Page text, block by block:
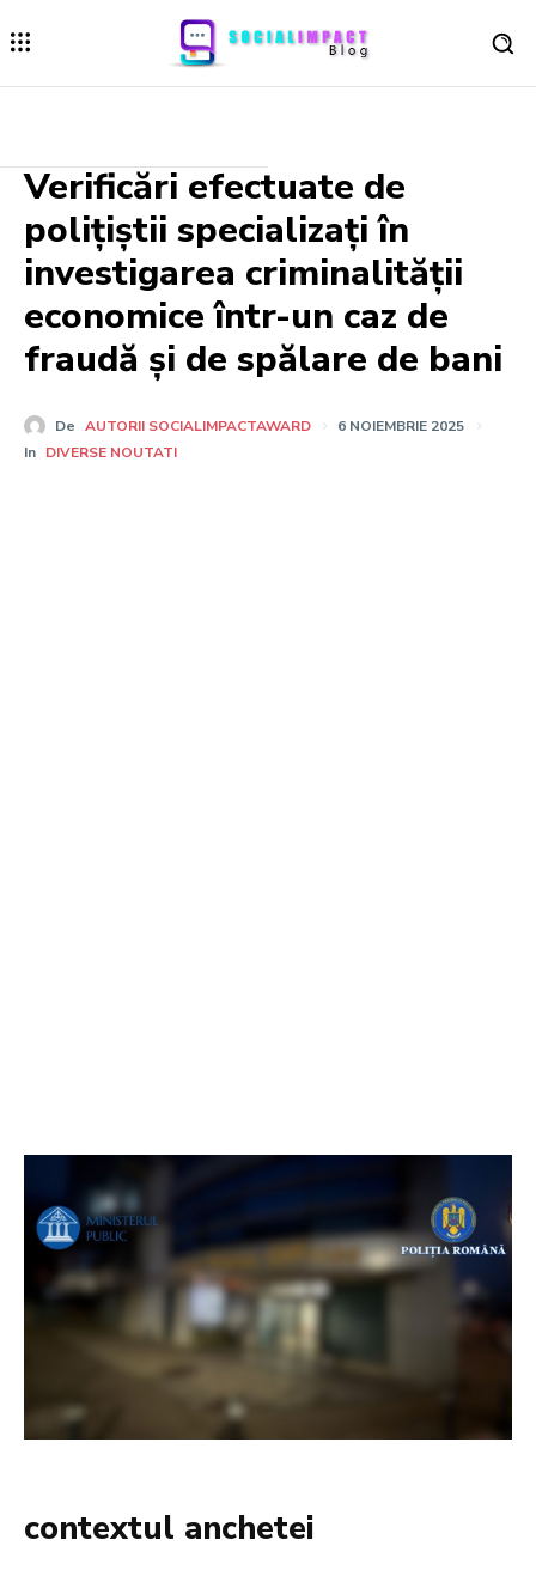
Verificări efectuate de
polițiștii specializați în
investigarea criminalității
economice într-un caz de
fraudă și de spălare de bani
De AUTORII SOCIALIMPACTAWARD
6 NOIEMBRIE 2025
In DIVERSE NOUTATI
contextul anchetei